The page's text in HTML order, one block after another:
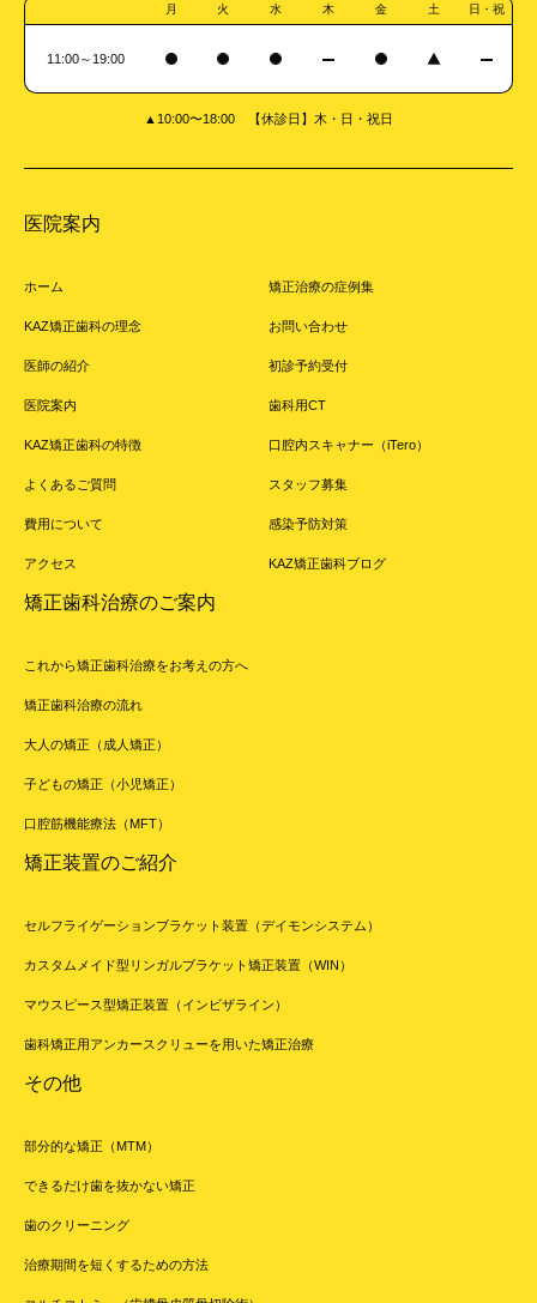
月 火 水 木 金 土 日・祝
11:00～19:00
▲10:00〜18:00 【休診日】木・日・祝日
医院案内
ホーム
KAZ矯正歯科の理念
医師の紹介
医院案内
KAZ矯正歯科の特徴
よくあるご質問
費用について
アクセス
矯正治療の症例集
お問い合わせ
初診予約受付
歯科用CT
口腔内スキャナー（iTero）
スタッフ募集
感染予防対策
KAZ矯正歯科ブログ
矯正歯科治療のご案内
これから矯正歯科治療をお考えの方へ
矯正歯科治療の流れ
大人の矯正（成人矯正）
子どもの矯正（小児矯正）
口腔筋機能療法（MFT）
矯正装置のご紹介
セルフライゲーションブラケット装置（デイモンシステム）
カスタムメイド型リンガルブラケット矯正装置（WIN）
マウスピース型矯正装置（インビザライン）
歯科矯正用アンカースクリューを用いた矯正治療
その他
部分的な矯正（MTM）
できるだけ歯を抜かない矯正
歯のクリーニング
治療期間を短くするための方法